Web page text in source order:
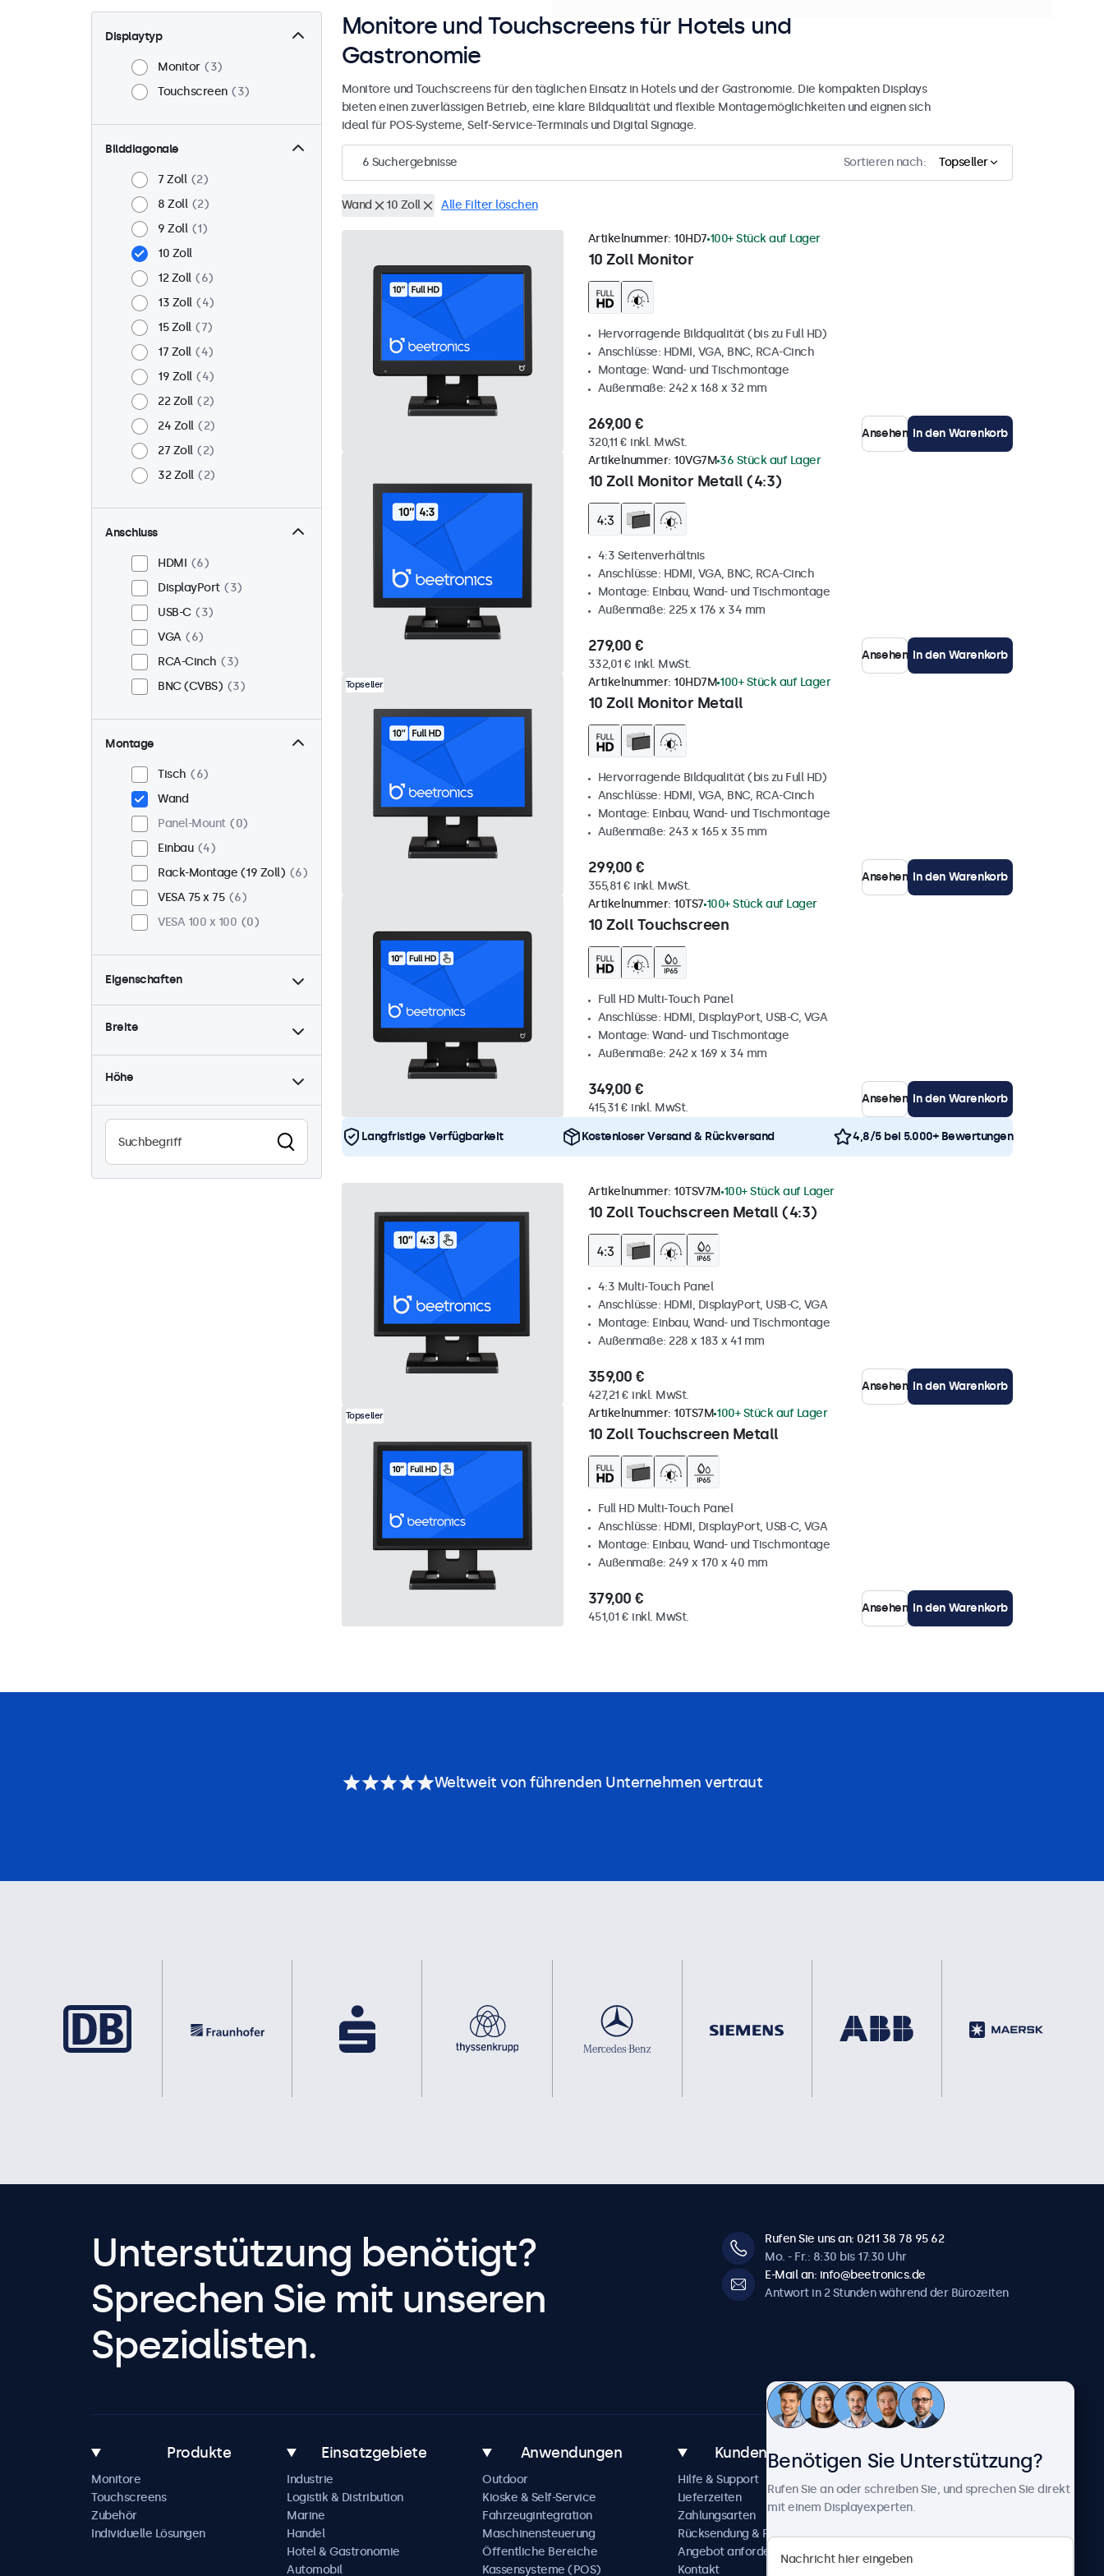
Displaytyp
Monitor
3
Touchscreen
3
Bilddiagonale
7 Zoll
2
8 Zoll
2
9 Zoll
1
10 Zoll
12 Zoll
6
13 Zoll
4
15 Zoll
7
17 Zoll
4
19 Zoll
4
22 Zoll
2
24 Zoll
2
27 Zoll
2
32 Zoll
2
Anschluss
HDMI
6
DisplayPort
3
USB-C
3
VGA
6
RCA-Cinch
3
BNC (CVBS)
3
Montage
Tisch
6
Wand
Panel-Mount
0
Einbau
4
Rack-Montage (19 Zoll)
6
VESA 75 x 75
6
VESA 100 x 100
0
Eigenschaften
4:3 / 5:4
2
Dimmbar
6
High-Brightness
0
Wasserdicht (IP65)
Staubdicht (IP65)
3
Breite
Höhe
Monitore und Touchscreens für Hotels und
Gastronomie
Monitore und Touchscreens für den täglichen Einsatz in Hotels und der Gastronomie. Die kompakten Displays
bieten einen zuverlässigen Betrieb, eine klare Bildqualität und flexible Montagemöglichkeiten und eignen sich
ideal für POS-Systeme, Self-Service-Terminals und Digital Signage.
6 Suchergebnisse Sortieren nach: Topseller
Wand 10 Zoll Alle Filter löschen
10 Zoll Monitor
Artikelnummer: 10HD7 100+ Stück auf Lager
Hervorragende Bildqualität (bis zu Full HD)
Anschlüsse: HDMI, VGA, BNC, RCA-Cinch
Montage: Wand- und Tischmontage
Außenmaße: 242 x 168 x 32 mm
269,00 €
320,11 € inkl. MwSt.
Ansehen In den Warenkorb
10 Zoll Monitor Metall (4:3)
Artikelnummer: 10VG7M 36 Stück auf Lager
4:3 Seitenverhältnis
Anschlüsse: HDMI, VGA, BNC, RCA-Cinch
Montage: Einbau, Wand- und Tischmontage
Außenmaße: 225 x 176 x 34 mm
279,00 €
332,01 € inkl. MwSt.
Ansehen In den Warenkorb
Topseller
10 Zoll Monitor Metall
Artikelnummer: 10HD7M 100+ Stück auf Lager
Hervorragende Bildqualität (bis zu Full HD)
Anschlüsse: HDMI, VGA, BNC, RCA-Cinch
Montage: Einbau, Wand- und Tischmontage
Außenmaße: 243 x 165 x 35 mm
299,00 €
355,81 € inkl. MwSt.
Ansehen In den Warenkorb
10 Zoll Touchscreen
Artikelnummer: 10TS7 100+ Stück auf Lager
Full HD Multi-Touch Panel
Anschlüsse: HDMI, DisplayPort, USB-C, VGA
Montage: Wand- und Tischmontage
Außenmaße: 242 x 169 x 34 mm
349,00 €
415,31 € inkl. MwSt.
Ansehen In den Warenkorb
Langfristige Verfügbarkeit Kostenloser Versand & Rückversand 4,8/5 bei 5.000+ Bewertungen
10 Zoll Touchscreen Metall (4:3)
Artikelnummer: 10TSV7M 100+ Stück auf Lager
4:3 Multi-Touch Panel
Anschlüsse: HDMI, DisplayPort, USB-C, VGA
Montage: Einbau, Wand- und Tischmontage
Außenmaße: 228 x 183 x 41 mm
359,00 €
427,21 € inkl. MwSt.
Ansehen In den Warenkorb
Topseller
10 Zoll Touchscreen Metall
Artikelnummer: 10TS7M 100+ Stück auf Lager
Full HD Multi-Touch Panel
Anschlüsse: HDMI, DisplayPort, USB-C, VGA
Montage: Einbau, Wand- und Tischmontage
Außenmaße: 249 x 170 x 40 mm
379,00 €
451,01 € inkl. MwSt.
Ansehen In den Warenkorb
Weltweit von führenden Unternehmen vertraut
Unterstützung benötigt?
Sprechen Sie mit unseren
Spezialisten.
Rufen Sie uns an: 0211 38 78 95 62
Mo. - Fr.: 8:30 bis 17:30 Uhr
E-Mail an: info@beetronics.de
Antwort in 2 Stunden während der Bürozeiten
Produkte
Monitore
Touchscreens
Zubehör
Individuelle Lösungen
Einsatzgebiete
Industrie
Logistik & Distribution
Marine
Handel
Hotel & Gastronomie
Automobil
Anwendungen
Outdoor
Kioske & Self-Service
Fahrzeugintegration
Maschinensteuerung
Öffentliche Bereiche
Kassensysteme (POS)
Kundenservice
Hilfe & Support
Lieferzeiten
Zahlungsarten
Rücksendung & Reparatur
Angebot anfordern
Kontakt
Über Beetronics
Neuigkeiten und Updates
Über uns
Karriere
Geschäftsbedingungen
Datenschutzerklärung
Benötigen Sie Unterstützung?
Rufen Sie an oder schreiben Sie, und sprechen Sie direkt
mit einem Displayexperten.